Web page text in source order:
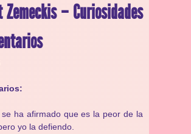
Zemeckis – Curiosidades
se ha afirmado que es la peor de la
yo la defiendo.